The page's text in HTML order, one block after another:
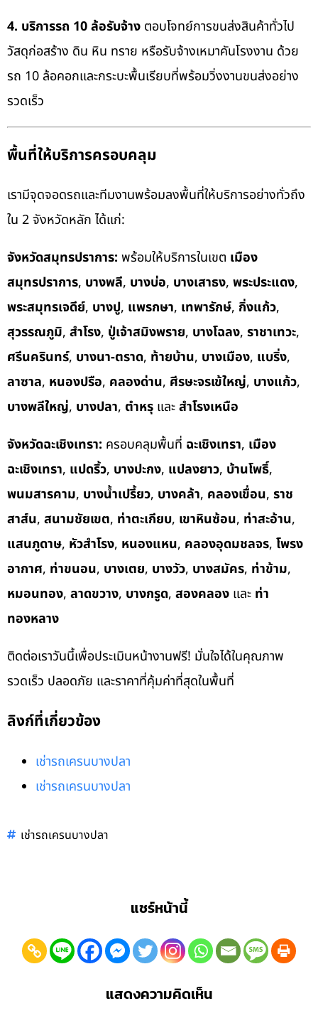
4. บริการรถ 10 ล้อรับจ้าง ตอบโจทย์การขนส่งสินค้าทั่วไป
วัสดุก่อสร้าง ดิน หิน ทราย หรือรับจ้างเหมาคันโรงงาน ด้วย
รถ 10 ล้อคอกและกระบะพื้นเรียบที่พร้อมวิ่งงานขนส่งอย่าง
รวดเร็ว
พื้นที่ให้บริการครอบคลุม
เรามีจุดจอดรถและทีมงานพร้อมลงพื้นที่ให้บริการอย่างทั่วถึง
ใน 2 จังหวัดหลัก ได้แก่:
จังหวัดสมุทรปราการ: พร้อมให้บริการในเขต เมือง
สมุทรปราการ, บางพลี, บางบ่อ, บางเสาธง, พระประแดง,
พระสมุทรเจดีย์, บางปู, แพรกษา, เทพารักษ์, กิ่งแก้ว,
สุวรรณภูมิ, สำโรง, ปู่เจ้าสมิงพราย, บางโฉลง, ราชาเทวะ,
ศรีนครินทร์, บางนา-ตราด, ท้ายบ้าน, บางเมือง, แบริ่ง,
ลาซาล, หนองปรือ, คลองด่าน, ศีรษะจรเข้ใหญ่, บางแก้ว,
บางพลีใหญ่, บางปลา, ตำหรุ และสำโรงเหนือ
จังหวัดฉะเชิงเทรา: ครอบคลุมพื้นที่ ฉะเชิงเทรา, เมือง
ฉะเชิงเทรา, แปดริ้ว, บางปะกง, แปลงยาว, บ้านโพธิ์,
พนมสารคาม, บางน้ำเปรี้ยว, บางคล้า, คลองเขื่อน, ราช
สาส์น, สนามชัยเขต, ท่าตะเกียบ, เขาหินซ้อน, ท่าสะอ้าน,
แสนภูดาษ, หัวสำโรง, หนองแหน, คลองอุดมชลจร, โพรง
อากาศ, ท่าขนอน, บางเตย, บางวัว, บางสมัคร, ท่าข้าม,
หมอนทอง, ลาดขวาง, บางกรูด, สองคลอง และ ท่า
ทองหลาง
ติดต่อเราวันนี้เพื่อประเมินหน้างานฟรี! มั่นใจได้ในคุณภาพ
รวดเร็ว ปลอดภัย และราคาที่คุ้มค่าที่สุดในพื้นที่
ลิงก์ที่เกี่ยวข้อง
เช่ารถเครนบางปลา
เช่ารถเครนบางปลา
เช่ารถเครนบางปลา
แชร์หน้านี้
แสดงความคิดเห็น